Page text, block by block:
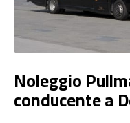
Noleggio
conducente a